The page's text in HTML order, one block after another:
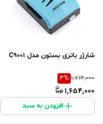
شارژر باتری بستون مدل C9001
1,714,000
3%
1,654,000
افزودن به سبد